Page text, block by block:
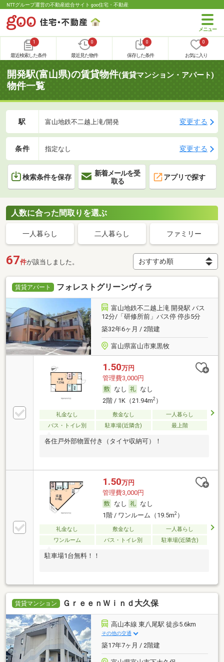
NTTグループ運営の不動産総合サイト goo住宅・不動産
1
最近検索した条件
0
最近見た物件
0
保存した条件
0
お気に入り
開発駅(富山県)の賃貸物件(賃貸マンション・アパート)
物件一覧
駅 富山地鉄不二越上滝/開発 変更する
条件 指定なし 変更する
検索条件を保存
新着メールを受
取る
アプリで探す
人数に合った間取りを選ぶ
一人暮らし 二人暮らし ファミリー
67件が該当しました。
賃貸アパート フォレストグリーンヴィラ
富山地鉄不二越上滝 開発駅 バス
12分/「研修所前」バス停 停歩5分
築32年6ヶ月 / 2階建
富山県富山市東黒牧
1.50万円
管理費3,000円
なし
なし
2階 / 1K（21.94m2）
礼金なし 敷金なし
一人暮らし
バス・トイレ別
駐車場(近隣含) 最上階
各住戸外部物置付き（タイヤ収納可）！
1.50万円
管理費3,000円
なし
なし
1階 / ワンルーム（19.5m2）
礼金なし 敷金なし
一人暮らし
ワンルーム
バス・トイレ別 駐車場(近隣含)
駐車場1台無料！！
賃貸マンション ＧｒｅｅｎＷｉｎｄ大久保
高山本線 東八尾駅 徒歩5.6km
その他の交通
築17年7ヶ月 / 2階建